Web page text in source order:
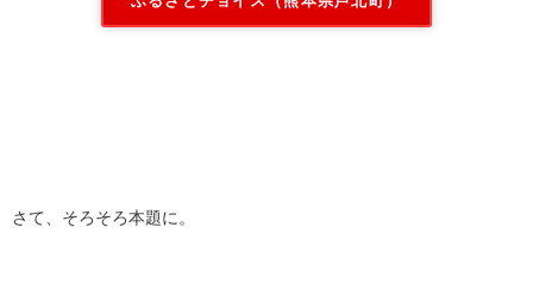
さて、そろそろ本題に。